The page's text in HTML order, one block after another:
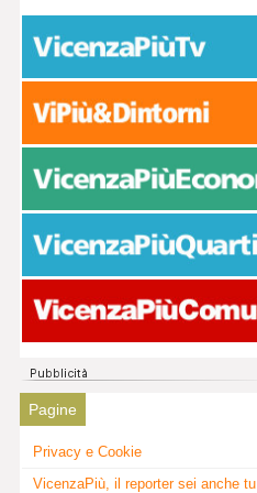
Pagine
Privacy e Cookie
VicenzaPiù, il reporter sei anche tu